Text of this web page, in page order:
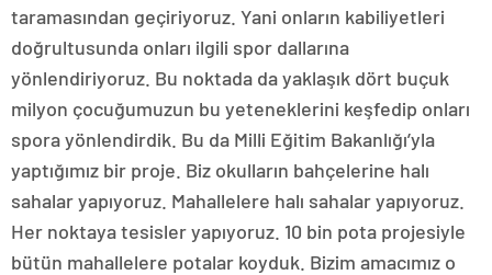
taramasından geçiriyoruz. Yani onların kabiliyetleri
doğrultusunda onları ilgili spor dallarına
yönlendiriyoruz. Bu noktada da yaklaşık dört buçuk
milyon çocuğumuzun bu yeteneklerini keşfedip onları
spora yönlendirdik. Bu da Milli Eğitim Bakanlığı’yla
yaptığımız bir proje. Biz okulların bahçelerine halı
sahalar yapıyoruz. Mahallelere halı sahalar yapıyoruz.
Her noktaya tesisler yapıyoruz. 10 bin pota projesiyle
bütün mahallelere potalar koyduk. Bizim amacımız o